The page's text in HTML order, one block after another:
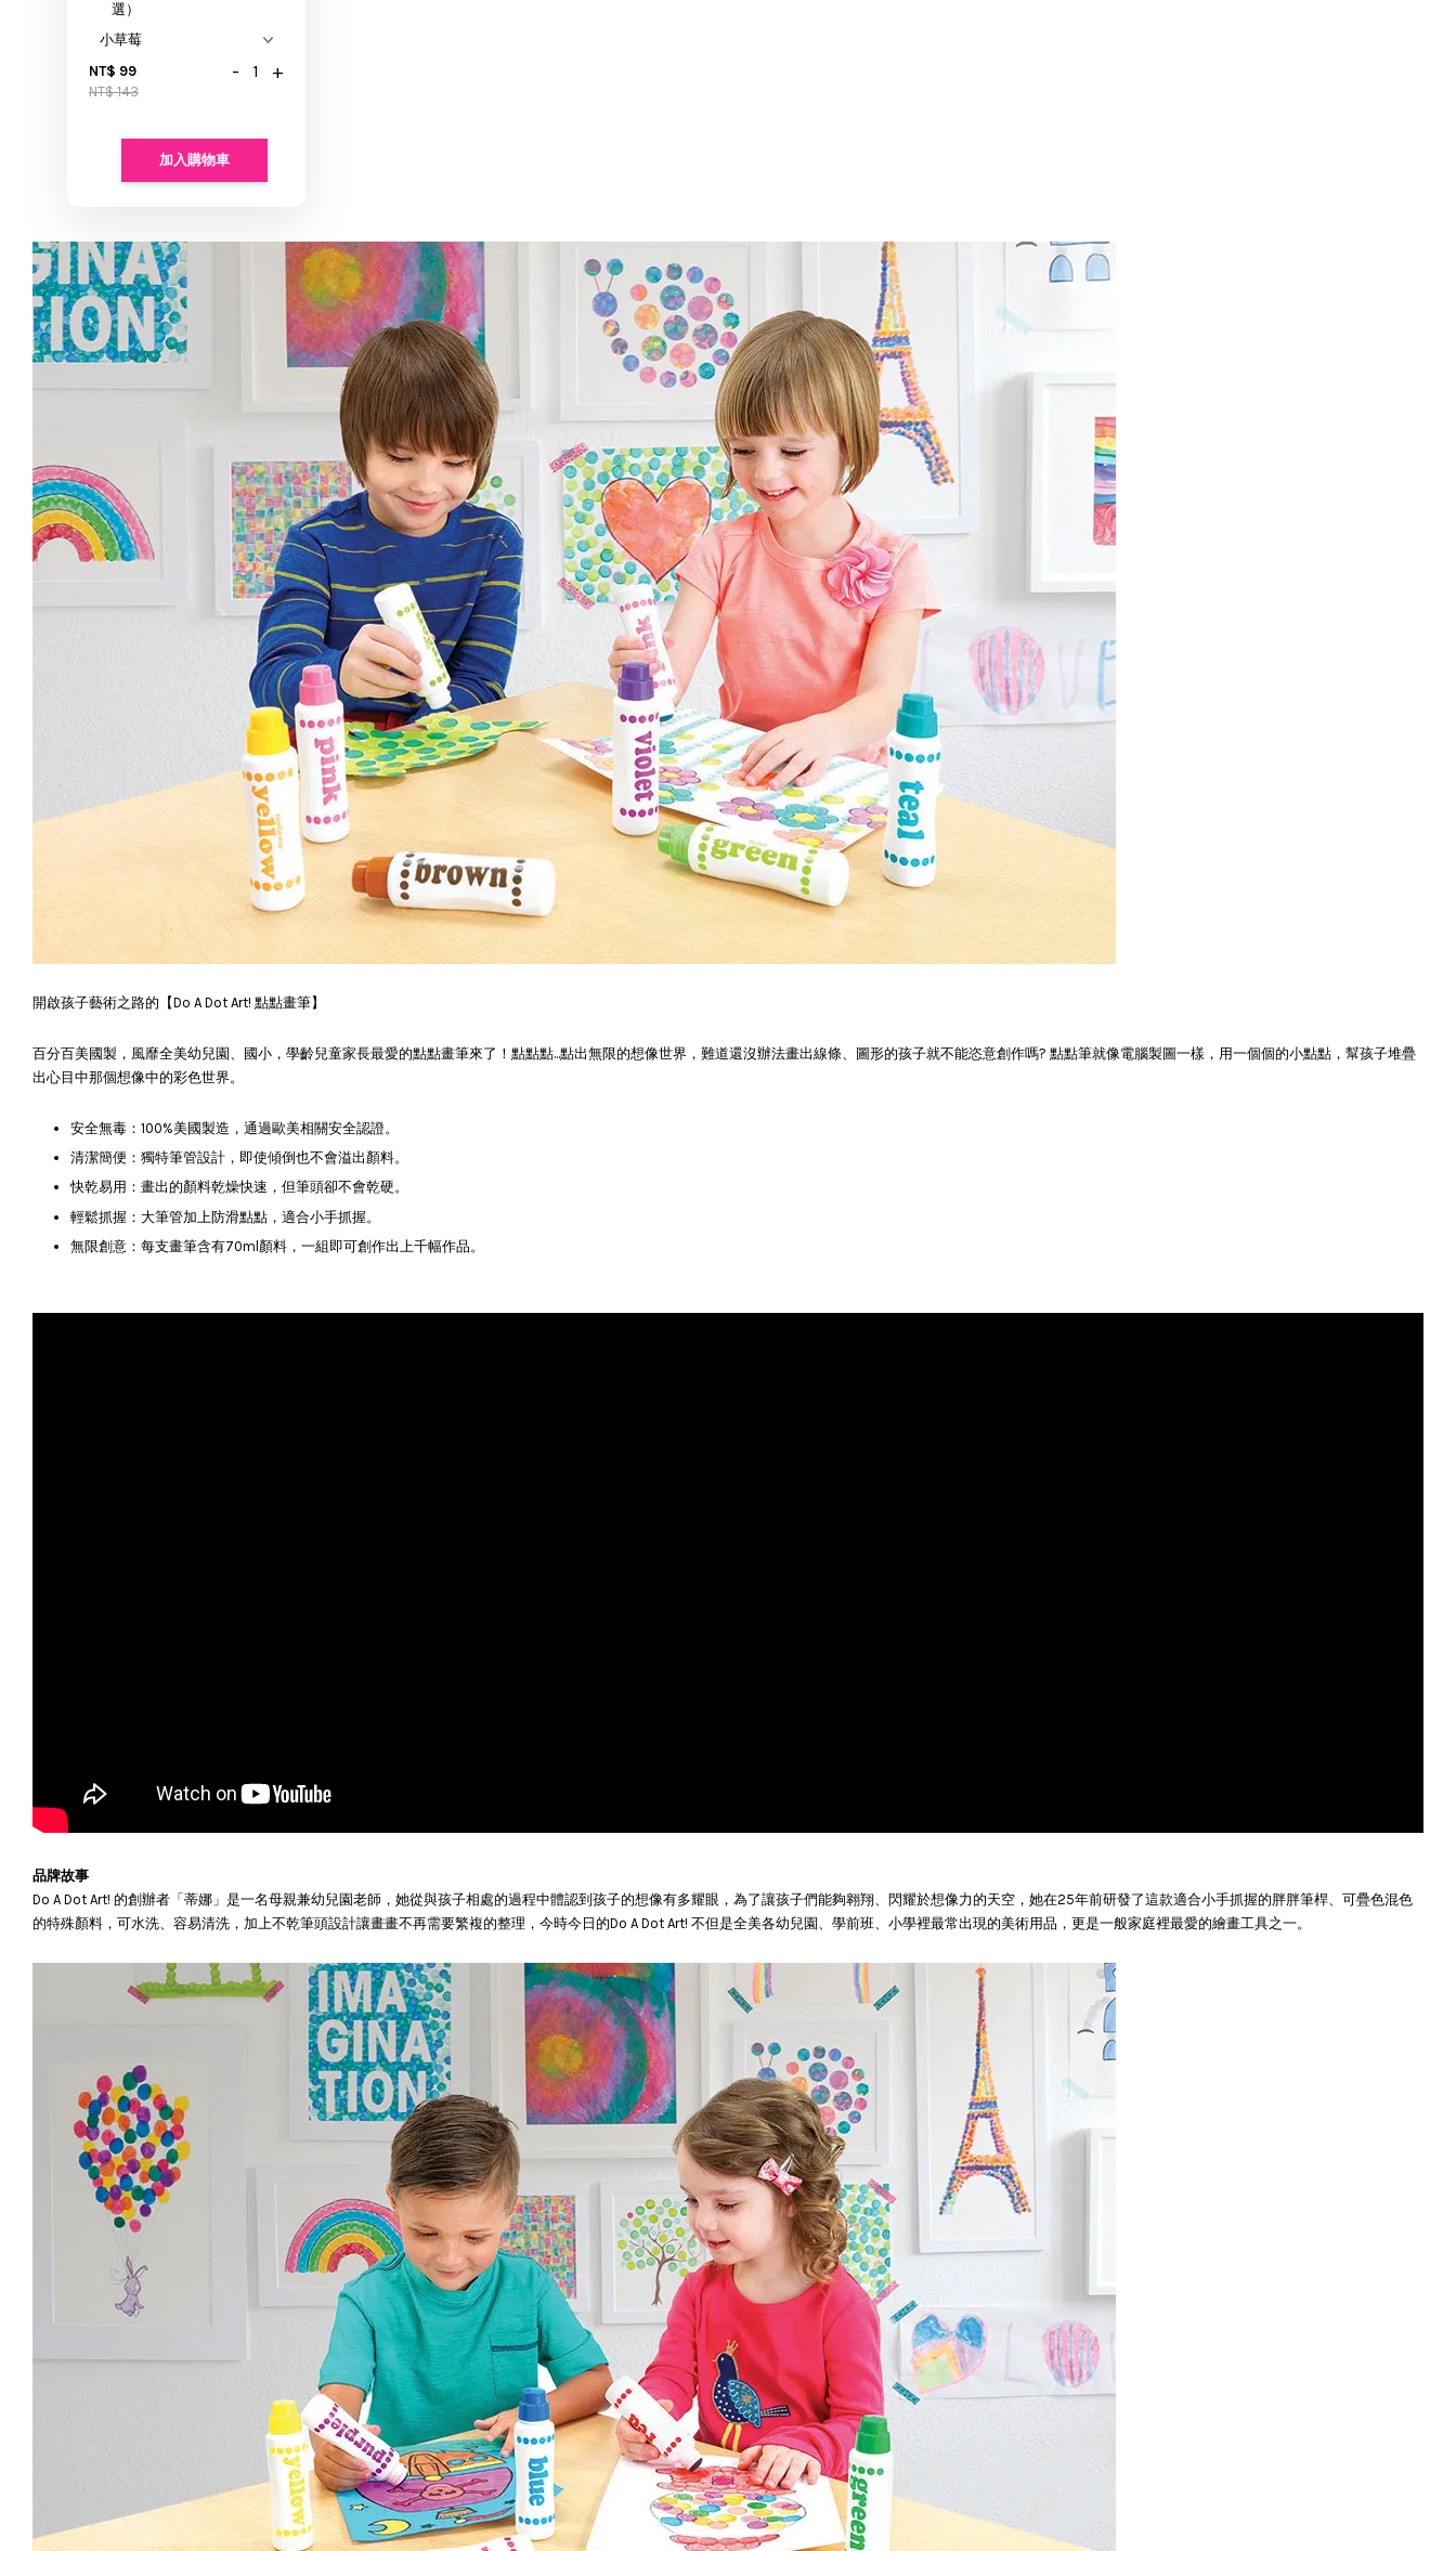
選）
NT$ 99
NT$ 143
- +
加入購物車
開啟孩子藝術之路的【Do A Dot Art! 點點畫筆】
百分百美國製，風靡全美幼兒園、國小，學齡兒童家長最愛的點點畫筆來了！點點點...點出無限的想像世界，難道還沒辦法畫出線條、圖形的孩子就不能恣意創作嗎? 點點筆就像電腦製圖一樣，用一個個的小點點，幫孩子堆疊
出心目中那個想像中的彩色世界。
安全無毒：100%美國製造，通過歐美相關安全認證。
清潔簡便：獨特筆管設計，即使傾倒也不會溢出顏料。
快乾易用：畫出的顏料乾燥快速，但筆頭卻不會乾硬。
輕鬆抓握：大筆管加上防滑點點，適合小手抓握。
無限創意：每支畫筆含有70ml顏料，一組即可創作出上千幅作品。
品牌故事
Do A Dot Art! 的創辦者「蒂娜」是一名母親兼幼兒園老師，她從與孩子相處的過程中體認到孩子的想像有多耀眼，為了讓孩子們能夠翱翔、閃耀於想像力的天空，她在25年前研發了這款適合小手抓握的胖胖筆桿、可疊色混色
的特殊顏料，可水洗、容易清洗，加上不乾筆頭設計讓畫畫不再需要繁複的整理，今時今日的Do A Dot Art! 不但是全美各幼兒園、學前班、小學裡最常出現的美術用品，更是一般家庭裡最愛的繪畫工具之一。